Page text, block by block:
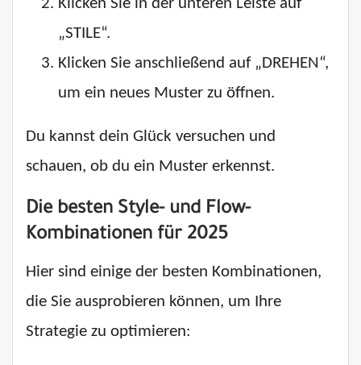
Klicken Sie in der unteren Leiste auf
„STILE“.
Klicken Sie anschließend auf „DREHEN“,
um ein neues Muster zu öffnen.
Du kannst dein Glück versuchen und
schauen, ob du ein Muster erkennst.
Die besten Style- und Flow-
Kombinationen für 2025
Hier sind einige der besten Kombinationen,
die Sie ausprobieren können, um Ihre
Strategie zu optimieren: